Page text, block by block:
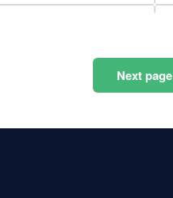
Nextpage